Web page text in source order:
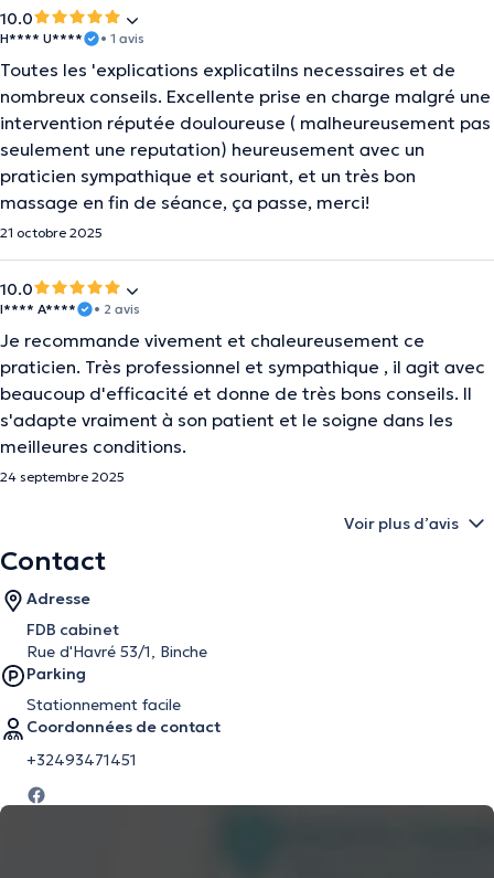
10.0
H**** U**** • 1 avis
Toutes les 'explications explicatilns necessaires et de
nombreux conseils. Excellente prise en charge malgré une
intervention réputée douloureuse ( malheureusement pas
seulement une reputation) heureusement avec un
praticien sympathique et souriant, et un très bon
massage en fin de séance, ça passe, merci!
21 octobre 2025
10.0
I**** A**** • 2 avis
Je recommande vivement et chaleureusement ce
praticien. Très professionnel et sympathique , il agit avec
beaucoup d'efficacité et donne de très bons conseils. Il
s'adapte vraiment à son patient et le soigne dans les
meilleures conditions.
24 septembre 2025
Voir plus d’avis
Contact
Adresse
FDB cabinet
Rue d'Havré 53/1, Binche
Parking
Stationnement facile
Coordonnées de contact
+32493471451